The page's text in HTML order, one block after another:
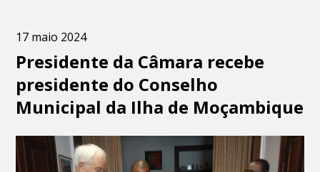
17 maio 2024
Presidente da Câmara recebe
presidente do Conselho
Municipal da Ilha de Moçambique